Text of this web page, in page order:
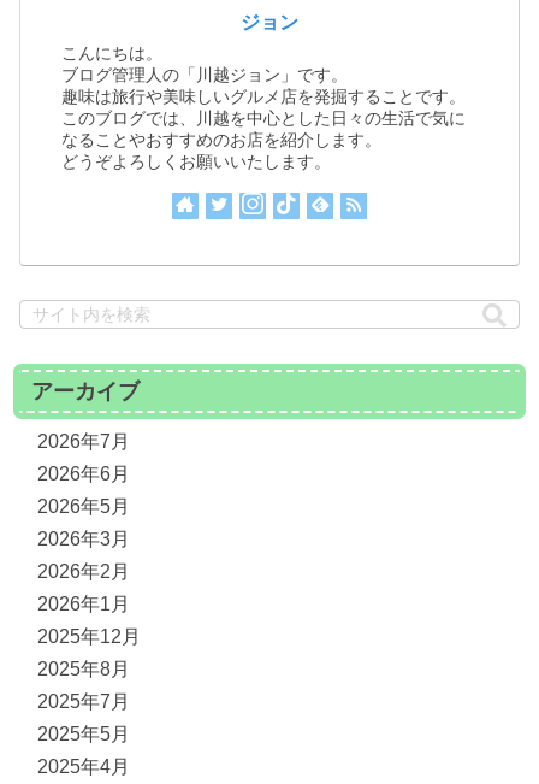
ジョン
こんにちは。
ブログ管理人の「川越ジョン」です。
趣味は旅行や美味しいグルメ店を発掘することです。
このブログでは、川越を中心とした日々の生活で気に
なることやおすすめのお店を紹介します。
どうぞよろしくお願いいたします。
アーカイブ
2026年7月
2026年6月
2026年5月
2026年3月
2026年2月
2026年1月
2025年12月
2025年8月
2025年7月
2025年5月
2025年4月